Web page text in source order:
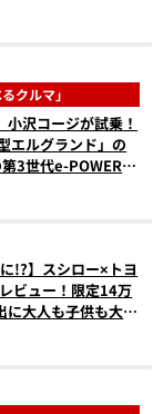
クルマ」
小沢コージが試乗！
エルグランド」の
3世代e-POWER＆
チェック
!?】スシロー×トヨ
ビュー！限定14万
に大人も子供も大興